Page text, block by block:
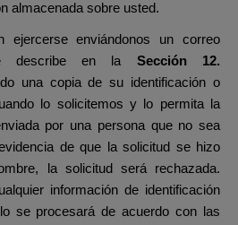
almacenada sobre usted.
ejercerse enviándonos un correo
describe en la Sección 12.
una copia de su identificación o
lo solicitemos y lo permita la
por una persona que no sea
de que la solicitud se hizo
la solicitud será rechazada.
información de identificación
se procesará de acuerdo con las